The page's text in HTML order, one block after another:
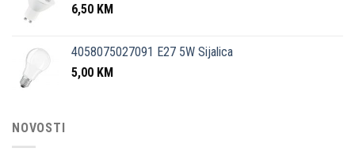
6,50 KM
4058075027091 E27 5W Sijalica
5,00 KM
NOVOSTI